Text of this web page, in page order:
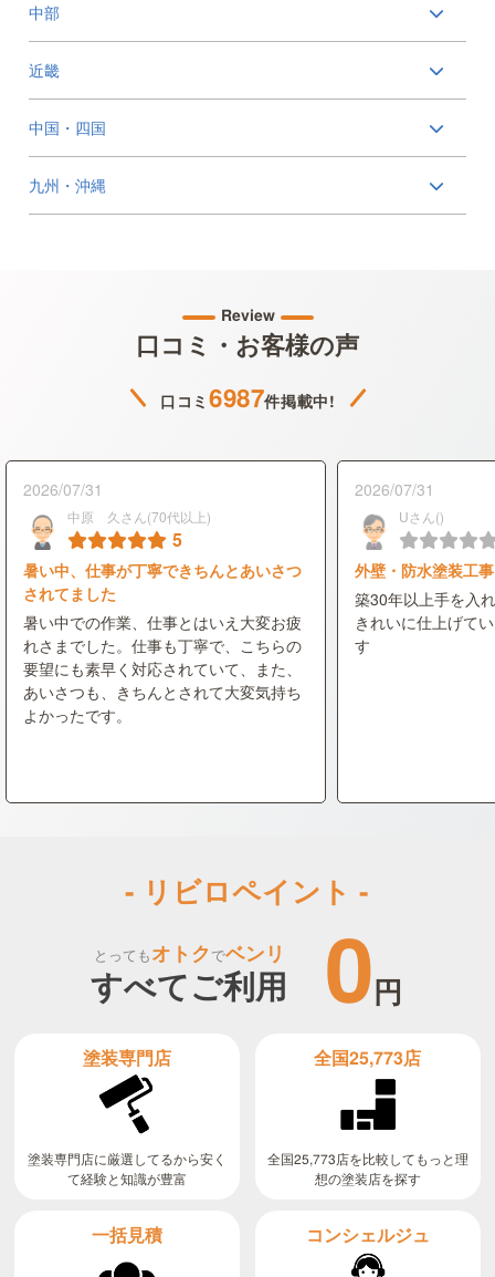
中部
近畿
中国・四国
九州・沖縄
Review
口コミ・お客様の声
口コミ6987件掲載中!
2026/07/31
中原 久さん(70代以上)
5
暑い中、仕事が丁寧できちんとあいさつ
されてました
暑い中での作業、仕事とはいえ大変お疲
れさまでした。仕事も丁寧で、こちらの
要望にも素早く対応されていて、また、
あいさつも、きちんとされて大変気持ち
よかったです。
2026/07/31
Uさん()
外壁・防水塗装工事
築30年以上手を入
きれいに仕上げて
す
- リビロペイント -
とってもオトクでベンリ
すべてご利用 0円
塗装専門店
塗装専門店に厳選してるから安く
て経験と知識が豊富
全国25,773店
全国25,773店を比較してもっと理
想の塗装店を探す
一括見積 コンシェルジュ